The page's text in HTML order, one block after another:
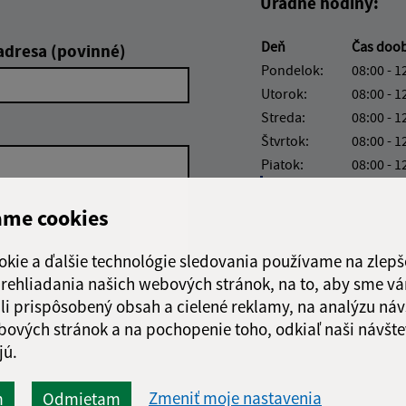
cookies
a ďalšie technológie sledovania používame na
našich webových stránok, na to, aby sme
prispôsobený obsah a cielené reklamy, na analýzu
stránok a na pochopenie toho, odkiaľ naši
Odmietam Zmeniť moje nastavenia
(povinné)
Google reCaptcha Response
Odoslať
správu
Deň Čas
Pondelok:
08:00 -
Utorok:
08:00 -
Streda:
08:00 -
Štvrtok:
08:00 -
Piatok:
08:00 -